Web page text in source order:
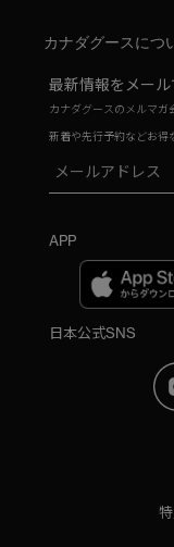
カナダグースにつ
最新情報をメール
カナダグースのメルマガ
新着や先行予約などお得
APP
日本公式SNS